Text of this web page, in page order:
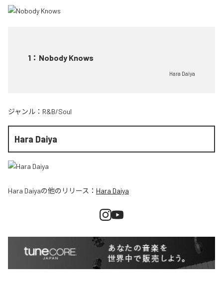
1 ： Nobody Knows
Hara Daiya
ジャンル： R&B/Soul
Hara Daiya
Hara Daiyaの他のリリース： Hara Daiya